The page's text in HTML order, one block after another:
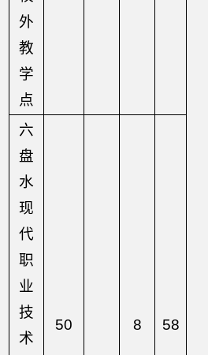
外
教
学
点
六
盘
水
现
代
职
业
技
术
50 8 58